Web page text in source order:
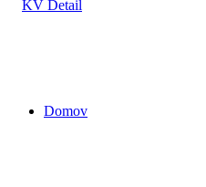
Domov